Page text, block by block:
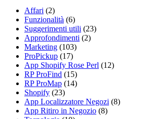
Affari (2)
Funzionalità (6)
Suggerimenti utili (23)
Approfondimenti (2)
Marketing (103)
ProPickup (17)
App Shopify Rose Perl (12)
RP ProFind (15)
RP ProMap (14)
Shopify (23)
App Localizzatore Negozi (8)
App Ritiro in Negozio (8)